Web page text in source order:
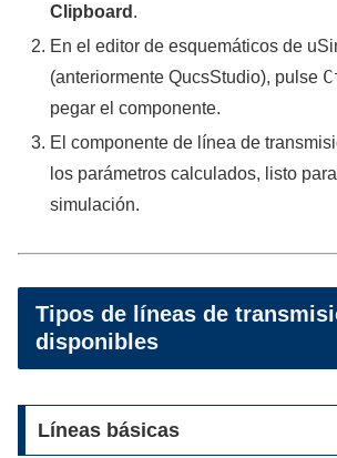
Clipboard .
En el editor de esquemáticos de
(anteriormente QucsStudio), pulse
pegar el componente.
El componente de línea de
los parámetros calculados, listo
simulación.
Tipos de líneas de
disponibles
Líneas básicas